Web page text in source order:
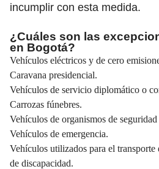
incumplir con esta medida.
¿Cuáles son las
en Bogotá?
Vehículos eléctricos y de cero
Caravana presidencial.
Vehículos de servicio diplomático o
Carrozas fúnebres.
Vehículos de organismos de
Vehículos de emergencia.
Vehículos utilizados para el transporte
de discapacidad.